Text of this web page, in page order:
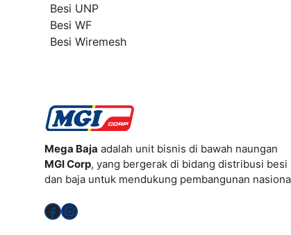
Besi UNP
Besi WF
Besi Wiremesh
Mega Baja adalah unit bisnis di bawah naungan
MGI Corp, yang bergerak di bidang distribusi besi
dan baja untuk mendukung pembangunan
Facebook
Instagram